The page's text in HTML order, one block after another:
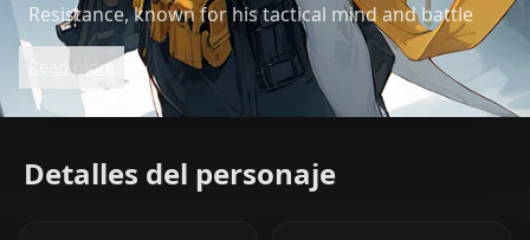
Resistance, known for his tactical mind and battle
skills. He plays a central role in the fight against the
overwhelming forces in the game.
Read more
Detalles del personaje